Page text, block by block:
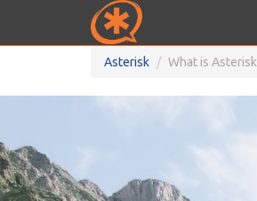
Asterisk What is Asterisk